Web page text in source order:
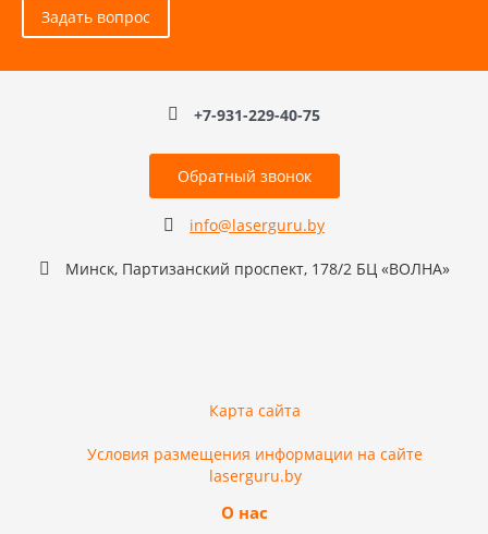
Задать вопрос
+7-931-229-40-75
Обратный звонок
info@laserguru.by
Минск, Партизанский проспект, 178/2 БЦ «ВОЛНА»
Карта сайта
Условия размещения информации на сайте
laserguru.by
О нас